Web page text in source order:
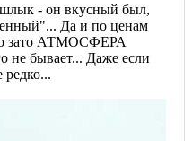
- он вкусный был,
Да и по ценам
зато АТМОСФЕРА
не бывает... Даже если
редко...